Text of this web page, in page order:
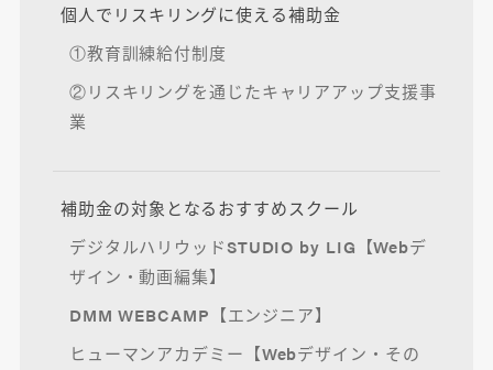
個人でリスキリングに使える補助金
①教育訓練給付制度
②リスキリングを通じたキャリアアップ支援事
業
補助金の対象となるおすすめスクール
デジタルハリウッドSTUDIO by LIG【Webデ
ザイン・動画編集】
DMM WEBCAMP【エンジニア】
ヒューマンアカデミー【Webデザイン・その